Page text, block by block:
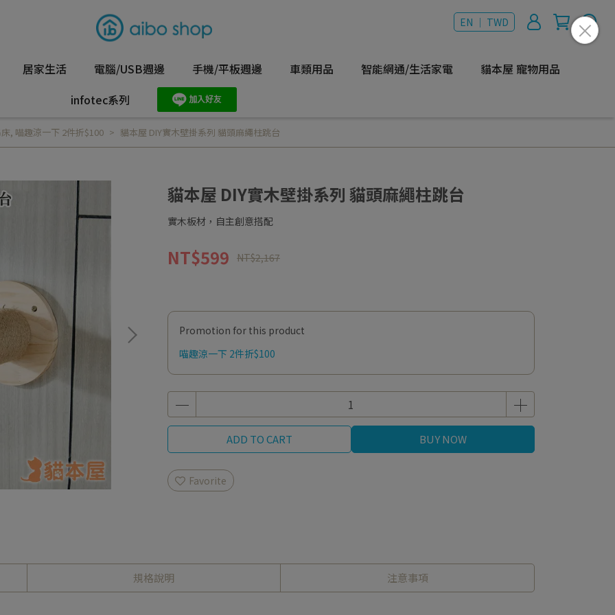
EN ｜ TWD
居家生活 電腦/USB週邊 手機/平板週邊 車類用品 智能網通/生活家電
貓本屋 寵物用品
infotec系列
, 喵趣涼一下 2件折$100 貓本屋 DIY實木壁掛系列 貓頭麻繩柱跳台
貓本屋 DIY實木壁掛系列 貓頭麻繩柱跳台
實木板材，自主創意搭配
NT$599 NT$2,167
Promotion for this product
喵趣涼一下 2件折$100
ADD TO CART BUY NOW
Favorite
規格說明 注意事項